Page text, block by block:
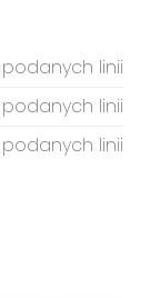
podanych linii
podanych linii
podanych linii